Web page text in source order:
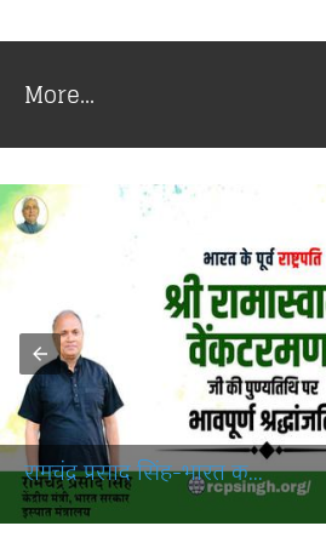
More...
रामचंद्र प्रसाद सिंह-भारत क...